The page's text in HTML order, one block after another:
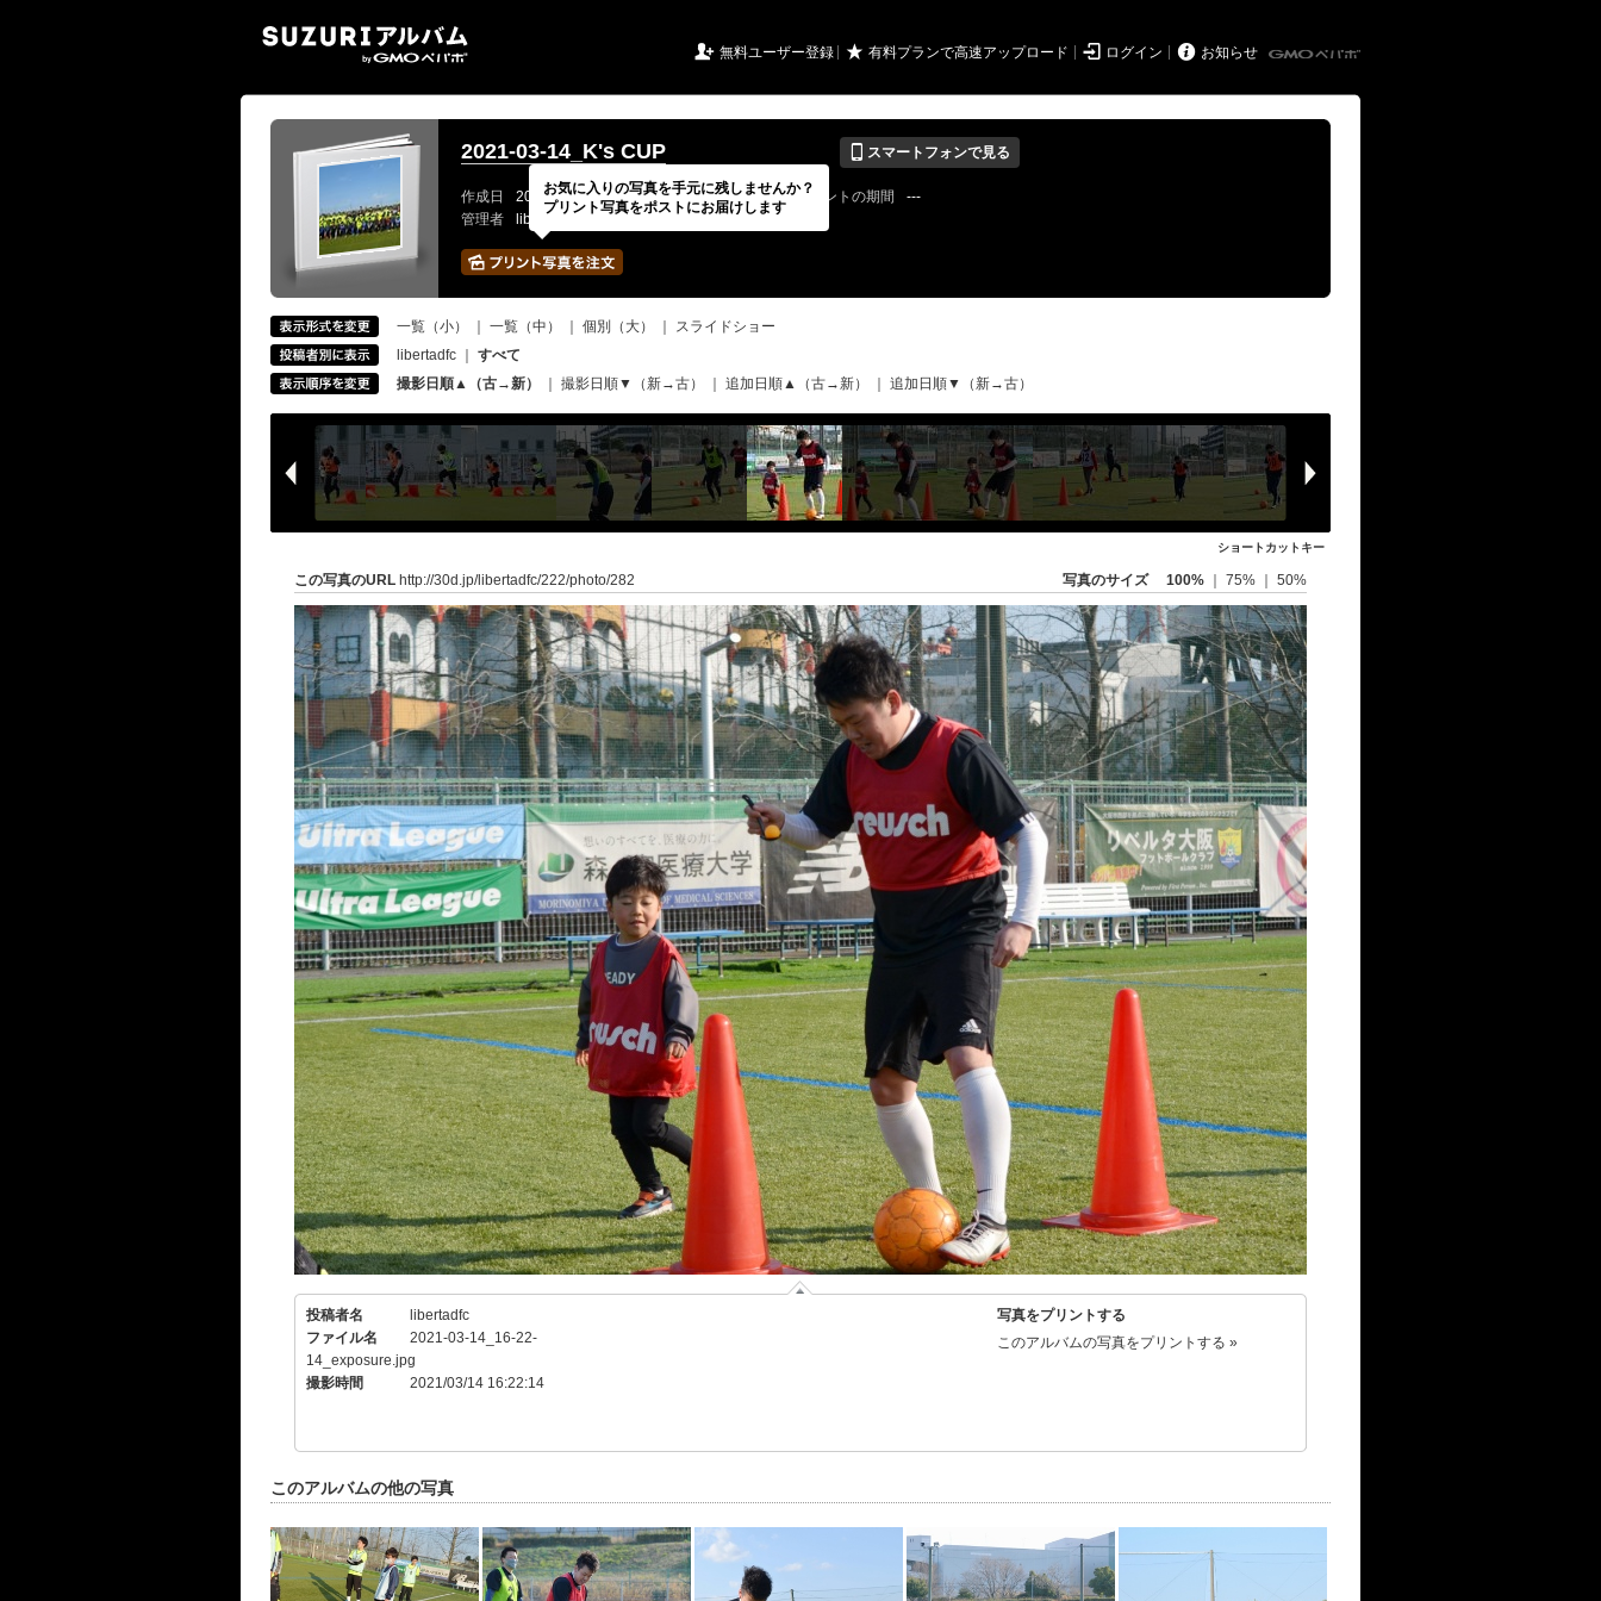
 無料ユーザー登録 ★ 有料プランで高速アップロード  ログイン  お知らせ
2021-03-14_K's CUP 📱 スマートフォンで見る
作成日 2022 / 05 / 14 公開終了日 無期限 イベントの期間
---
管理者
libertadfcさん 写真の枚数 500 / 2000枚
一覧（小） 一覧（中） 個別（大）
スライドショー
libertadfc
すべて
撮影日順▲（古→新）
撮影日順▼（新→古） 追加日順▲（古→新） 追加日順▼（新→古）
ショートカットキー
この写真のURL http://30d.jp/libertadfc/222/photo/282 写真のサイズ 100% 75% 50%
投稿者名
libertadfc
ファイル名
2021-03-14_16-22-
14_exposure.jpg
撮影時間
2021/03/14 16:22:14
写真をプリントする
このアルバムの写真をプリントする »
このアルバムの他の写真
お気に入りの写真を手元に残しませんか？
プリント写真をポストにお届けします